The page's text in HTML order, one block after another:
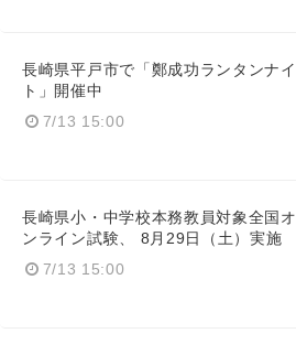
長崎県平戸市で「鄭成功ランタンナイ
ト」開催中
7/13 15:00
長崎県小・中学校本務教員対象全国オ
ンライン試験、 8月29日（土）実施
7/13 15:00